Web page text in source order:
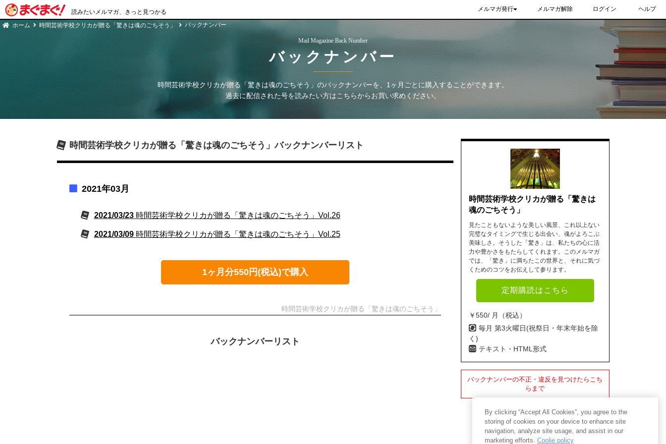
読みたいメルマガ、きっと見つかる メルマガ発行 メルマガ解除 ログイン ヘルプ
ホーム 時間芸術学校クリカが贈る「驚きは魂のごちそう」 バックナンバー
Mail Magazine Back Number
バックナンバー
時間芸術学校クリカが贈る「驚きは魂のごちそう」 のバックナンバーを、1ヶ月ごとに購入することができます。
過去に配信された号を読みたい方はこちらからお買い求めください。
時間芸術学校クリカが贈る「驚きは魂のごちそう」バックナンバーリスト
2021年03月
2021/03/23 時間芸術学校クリカが贈る「驚きは魂のごちそう」Vol.26
2021/03/09 時間芸術学校クリカが贈る「驚きは魂のごちそう」Vol.25
1ヶ月分550円(税込)で購入
時間芸術学校クリカが贈る「驚きは魂のごちそう」
バックナンバーリスト
時間芸術学校クリカが贈る「驚きは
魂のごちそう」
見たこともないような美しい風景、これ以上ない
完璧なタイミングで生じる出会い、魂がよろこぶ
美味しさ。そうした「驚き」は、私たちの心に活
力や豊かさをもたらしてくれます。このメルマガ
では、「驚き」に満ちたこの世界と、それに気づ
くためのコツをお伝えして参ります。
定期購読はこちら
￥550/ 月（税込）
毎月 第3火曜日(祝祭日・年末年始を除
く)
テキスト・HTML形式
バックナンバーの不正・違反を見つけたらこち
らまで
By clicking “Accept All Cookies”, you agree to the
storing of cookies on your device to enhance site
navigation, analyze site usage, and assist in our
marketing efforts. Coolie policy